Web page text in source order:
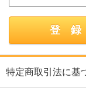
特定商取引法に基